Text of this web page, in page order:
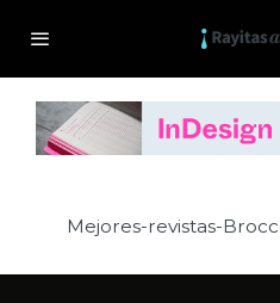
Mejores-revistas-